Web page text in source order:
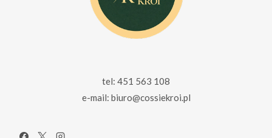
tel: 451 563 108
e-mail: biuro@cossiekroi.pl